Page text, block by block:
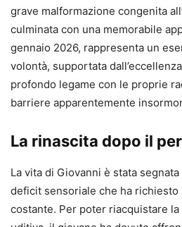
grave malformazione congenita
culminata con una memorabile
gennaio 2026, rappresenta un
volontà, supportata
profondo legame con le proprie
barriere apparentemente
La rinascita dopo il
La vita di Giovanni è stata
deficit sensoriale che ha richiesto
costante. Per poter riacquistare